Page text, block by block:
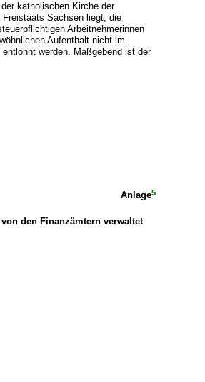
katholischen Kirche der
Freistaats Sachsen liegt, die
Arbeitnehmerinnen
Aufenthalt nicht im
werden. Maßgebend ist der
Anlage5
den Finanzämtern verwaltet